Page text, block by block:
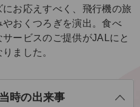
お応えすべく、飛行機の旅
おくつろぎを演出。食べ
ービスのご提供がJALにと
ました。
時の出来事